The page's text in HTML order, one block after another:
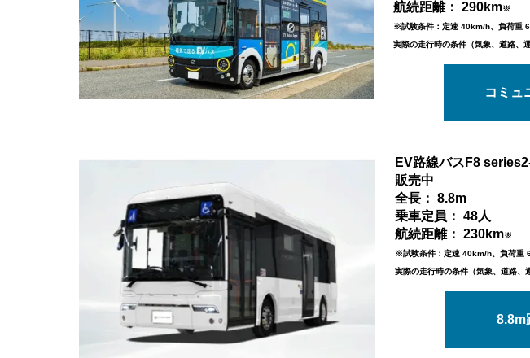
航続距離： 290km※
※試験条件：定速 40km/h、負荷重
実際の走行時の条件（気象、道路、
コミュ
EV路線バス F8
販売中
全長： 8.8m
乗車定員： 48人
航続距離： 230km※
※試験条件：定速 40km/h、負荷重
実際の走行時の条件（気象、道路、
8.8m